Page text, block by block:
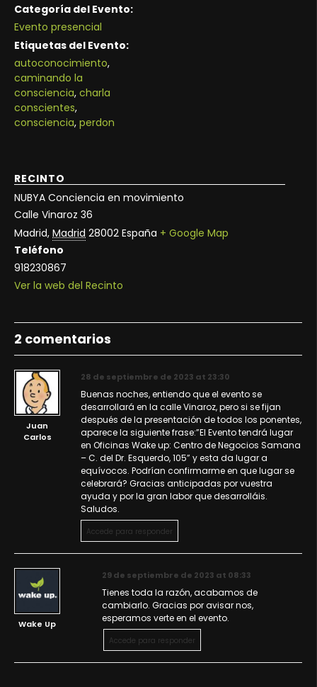
Categoría del Evento:
Evento presencial
Etiquetas del Evento:
autoconocimiento,
caminando la
consciencia, charla
conscientes,
consciencia, perdon
RECINTO
NUBYA Conciencia en movimiento
Calle Vinaroz 36
Madrid, Madrid 28002 España + Google Map
Teléfono
918230867
Ver la web del Recinto
2 comentarios
Juan
Carlos
28 de septiembre de 2023 at 23:30
Buenas noches, entiendo que el evento se
desarrollará en la calle Vinaroz, pero si se fijan
después de la presentación de todos los ponentes,
aparece la siguiente frase:”El Evento tendrá lugar
en Oficinas Wake up: Centro de Negocios Samana
– C. del Dr. Esquerdo, 105” y esta da lugar a
equívocos. Podrían confirmarme en que lugar se
celebrará? Gracias anticipadas por vuestra
ayuda y por la gran labor que desarrolláis.
Saludos.
Accede para responder
Wake Up
29 de septiembre de 2023 at 08:33
Tienes toda la razón, acabamos de
cambiarlo. Gracias por avisar nos,
esperamos verte en el evento.
Accede para responder